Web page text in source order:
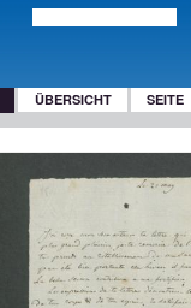
ÜBERSICHT SEITE